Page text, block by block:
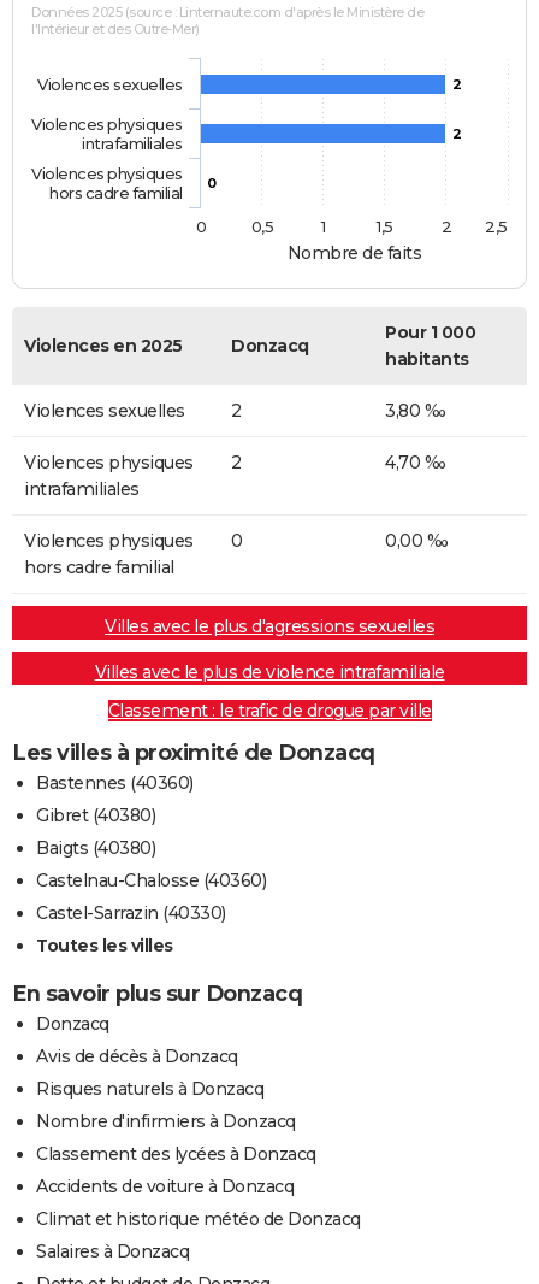
Nombre de faits
Données 2025 (source : Linternaute.com d'après le Ministère de
l'Intérieur et des Outre-Mer)
2
2
0
Violences sexuelles
Violences physiques
intrafamiliales
Violences physiques
hors cadre familial
0
0,5 1 1,5 2 2,5
Violences en 2025 Donzacq
Pour 1 000
habitants
Violences sexuelles 2 3,80 ‰
Violences physiques
intrafamiliales
2 4,70 ‰
Violences physiques
hors cadre familial
0 0,00 ‰
Villes avec le plus d'agressions sexuelles
Villes avec le plus de violence intrafamiliale
Classement : le trafic de drogue par ville
Les villes à proximité de Donzacq
Bastennes (40360)
Gibret (40380)
Baigts (40380)
Castelnau-Chalosse (40360)
Castel-Sarrazin (40330)
Toutes les villes
En savoir plus sur Donzacq
Donzacq
Avis de décès à Donzacq
Risques naturels à Donzacq
Nombre d'infirmiers à Donzacq
Classement des lycées à Donzacq
Accidents de voiture à Donzacq
Climat et historique météo de Donzacq
Salaires à Donzacq